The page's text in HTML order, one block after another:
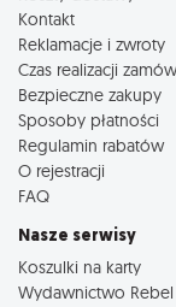
Kontakt
Reklamacje i zwroty
Czas realizacji
Bezpieczne zakupy
Sposoby płatności
Regulamin rabatów
O rejestracji
FAQ
Nasze serwisy
Koszulki na karty
Wydawnictwo Rebel